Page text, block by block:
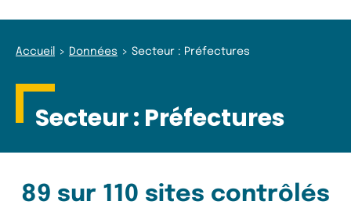
Accueil Données Secteur : Préfectures
Secteur : Préfectures
89 sur 110 sites contrôlés